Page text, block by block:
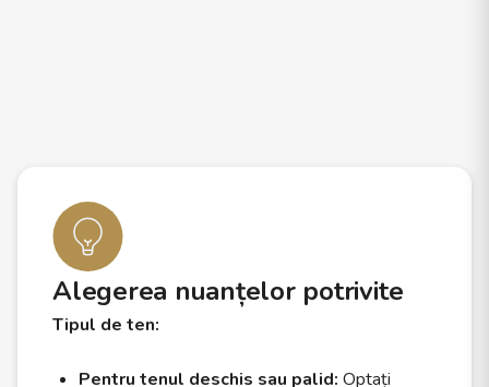
Alegerea nuanțelor potrivite
Tipul de ten:
Pentru tenul deschis sau palid: Optați